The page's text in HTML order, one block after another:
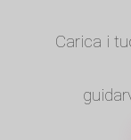
Carica i